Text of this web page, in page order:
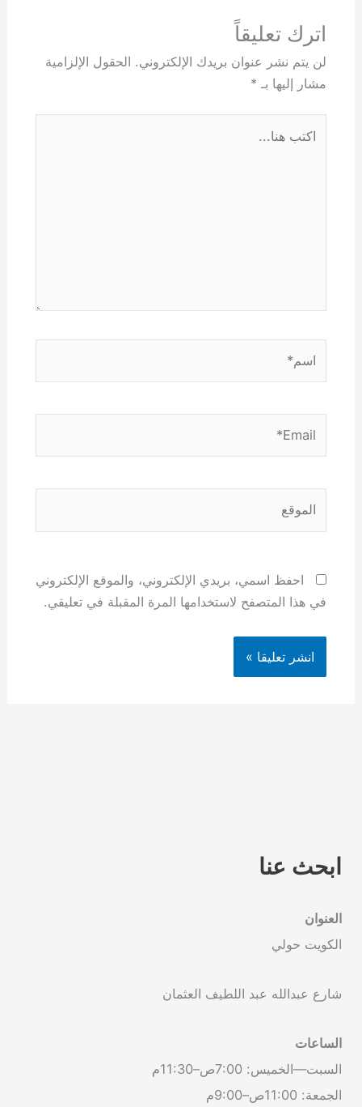
اترك تعليقاً
لن يتم نشر عنوان بريدك الإلكتروني. الحقول الإلزامية
مشار إليها بـ *
هنا...
احفظ اسمي، بريدي الإلكتروني، والموقع الإلكتروني
في هذا المتصفح لاستخدامها المرة المقبلة في تعليقي.
ابحث عنا
العنوان
الكويت حولي
شارع عبدالله عبد اللطيف العثمان
الساعات
السبت—الخميس: 7:00ص–11:30م
الجمعة: 11:00ص–9:00م